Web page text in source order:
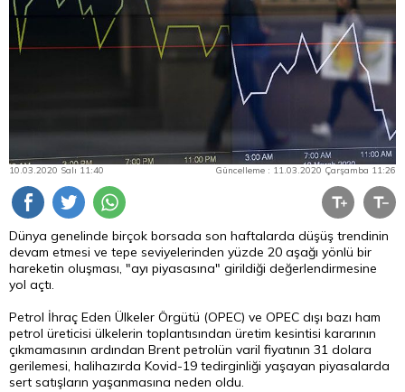
10.03.2020 Salı 11:40 Güncelleme : 11.03.2020 Çarşamba 11:26
Dünya genelinde birçok borsada son haftalarda düşüş trendinin
devam etmesi ve tepe seviyelerinden yüzde 20 aşağı yönlü bir
hareketin oluşması, "ayı piyasasına" girildiği değerlendirmesine
yol açtı.
Petrol İhraç Eden Ülkeler Örgütü (OPEC) ve OPEC dışı bazı ham
petrol üreticisi ülkelerin toplantısından üretim kesintisi kararının
çıkmamasının ardından Brent petrolün varil fiyatının 31 dolara
gerilemesi, halihazırda Kovid-19 tedirginliği yaşayan piyasalarda
sert satışların yaşanmasına neden oldu.